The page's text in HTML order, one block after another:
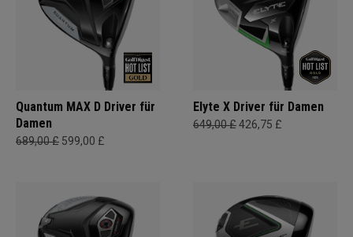
Quantum MAX D Driver für
Damen
689,00 £ 599,00 £
Elyte X Driver für Damen
649,00 £426,75 £